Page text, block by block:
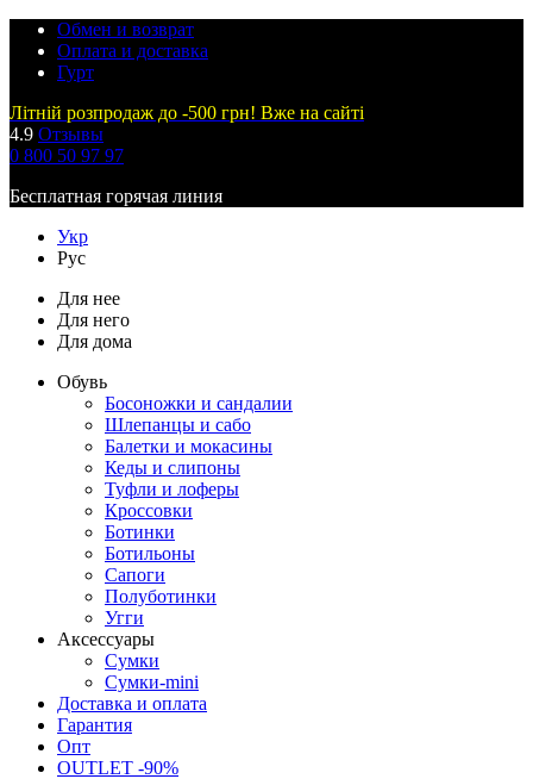
Обмен и возврат
Оплата и доставка
Гурт
Літній розпродаж до -500 грн! Вже на сайті
4.9 Отзывы
0 800 50 97 97
Бесплатная горячая линия
Укр
Рус
Для нее
Для него
Для дома
Обувь
Босоножки и сандалии
Шлепанцы и сабо
Балетки и мокасины
Кеды и слипоны
Туфли и лоферы
Кроссовки
Ботинки
Ботильоны
Сапоги
Полуботинки
Угги
Аксессуары
Сумки
Сумки-mini
Доставка и оплата
Гарантия
Опт
OUTLET -90%